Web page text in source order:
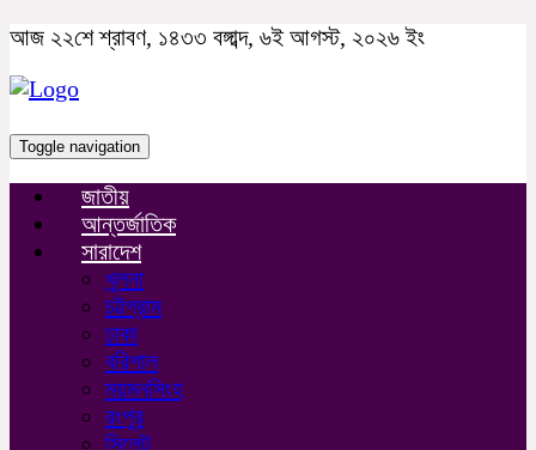
আজ ২২শে শ্রাবণ, ১৪৩৩ বঙ্গাব্দ, ৬ই আগস্ট, ২০২৬ ইং
Toggle navigation
জাতীয়
আন্তর্জাতিক
সারাদেশ
খুলনা
চট্টগ্রাম
ঢাকা
বরিশাল
ময়মনসিংহ
রংপুর
সিলেট